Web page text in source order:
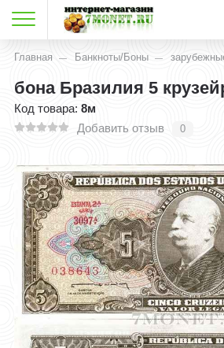
Главная Банкноты/Боны
бона Бразилия 5
Код товара:8м
Добавить отзыв
0